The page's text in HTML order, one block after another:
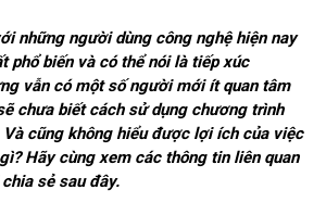
những người dùng công nghệ hiện nay
phổ biến và có thể nói là tiếp xúc
vẫn có một số người mới ít quan tâm
chưa biết cách sử dụng chương trình
cũng không hiểu được lợi ích của việc
Hãy cùng xem các thông tin liên quan
sẻ sau đây.